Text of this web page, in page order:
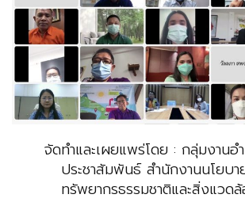
จัดทำและเผยแพร่โดย : กลุ่มงานอ
ประชาสัมพันธ์ สำนักงานนโยบา
ทรัพยากรธรรมชาติและสิ่งแวด